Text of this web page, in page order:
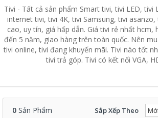
Tivi - Tất cả sản phẩm Smart tivi, tivi LED, tivi
internet tivi, tivi 4K, tivi Samsung, tivi
cao, uy tín, giá hấp dẫn. Giá tivi rẻ nhất hcm,
đến 5 năm, giao hàng trên toàn quốc. Nên
tivi online, tivi đang khuyến mãi. Tivi nào tốt
tivi trả góp. Tivi có kết nối VGA,
0 Sản Phẩm Sắp Xếp Theo